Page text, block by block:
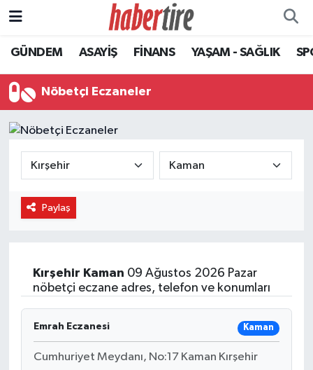
GÜNDEM ASAYİŞ FİNANS YAŞAM - SAĞLIK
Nöbetçi Eczaneler
Paylaş
Kırşehir Kaman 09 Ağustos 2026 Pazar
nöbetçi eczane adres, telefon ve konumları
Emrah Eczanesi Kaman
Cumhuriyet Meydanı, No:17 Kaman Kırşehir
Tire Nöbetçi Eczaneler
Tire Hava Durumu
Tire Trafik Yoğunluk Haritası
Süper Lig Puan Durumu ve Fikstür
Tüm Manşetler
Haber Arşivi